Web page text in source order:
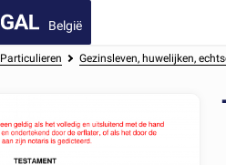
België
Particulieren Gezinsleven, huwelijken,